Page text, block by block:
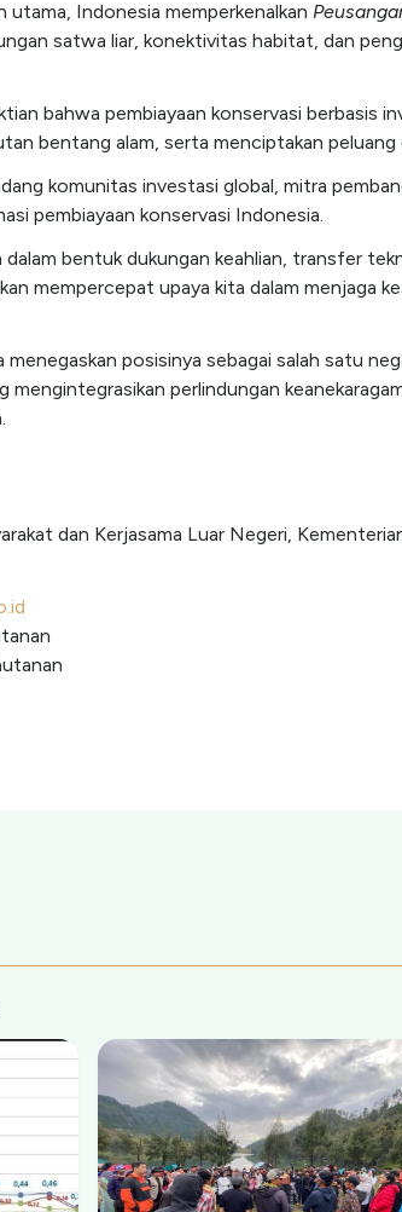
Indonesia memperkenalkan
satwa liar, konektivitas habitat, dan
bahwa pembiayaan konservasi berbasis
bentang alam, serta menciptakan
komunitas investasi global, mitra
pembiayaan konservasi Indonesia.
dalam bentuk dukungan keahlian, transfer
mempercepat upaya kita dalam menjaga
menegaskan posisinya sebagai salah satu
mengintegrasikan perlindungan
dan Kerjasama Luar Negeri,